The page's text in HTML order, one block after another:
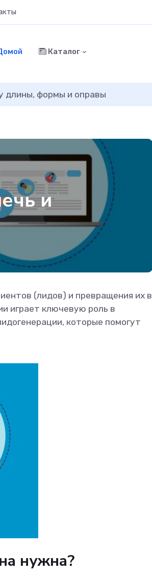
Каталог
длины, формы и оправы
и
(лидов) и превращения их в
играет ключевую роль в
которые помогут
нужна?